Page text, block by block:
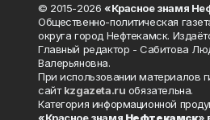
© 2015-2026 «Красное знамя
Общественно-политическая
округа город Нефтекамск.
Главный редактор - Сабитова
Валерьяновна.
При использовании материалов
сайтkzgazeta.ru обязательна.
Категория информационной
«Красное знамя Нефтекамск»